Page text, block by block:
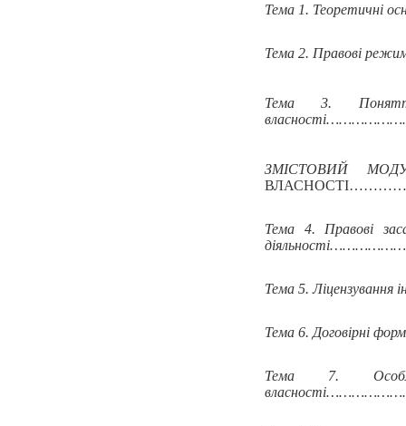
Тема 1. Теоретичні
Тема 2. Правові
Тема 3. Поняття
ЗМІСТОВИЙ
Тема 4. Правові
Тема 5. Ліцензування
Тема 6. Договірні
Тема 7.